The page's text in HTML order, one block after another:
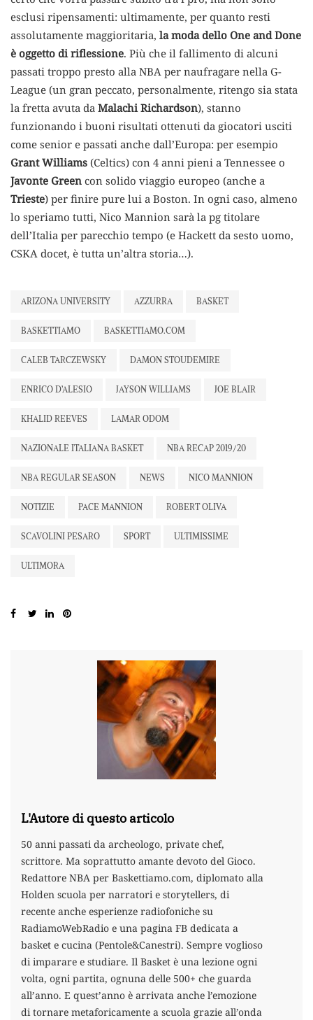
esclusi ripensamenti: ultimamente, per quanto resti
assolutamente maggioritaria, la moda dello One and Done
è oggetto di riflessione. Più che il fallimento di alcuni
passati troppo presto alla NBA per naufragare nella G-
League (un gran peccato, personalmente, ritengo sia stata
la fretta avuta da Malachi Richardson), stanno
funzionando i buoni risultati ottenuti da giocatori usciti
come senior e passati anche dall’Europa: per esempio
Grant Williams (Celtics) con 4 anni pieni a Tennessee o
Javonte Green con solido viaggio europeo (anche a
Trieste) per finire pure lui a Boston. In ogni caso, almeno
lo speriamo tutti, Nico Mannion sarà la pg titolare
dell’Italia per parecchio tempo (e Hackett da sesto uomo,
CSKA docet, è tutta un’altra storia…).
ARIZONA UNIVERSITY AZZURRA BASKET
BASKETTIAMO BASKETTIAMO.COM
CALEB TARCZEWSKY DAMON STOUDEMIRE
ENRICO D’ALESIO JAYSON WILLIAMS JOE BLAIR
KHALID REEVES LAMAR ODOM
NAZIONALE ITALIANA BASKET NBA RECAP 2019/20
NBA REGULAR SEASON NEWS NICO MANNION
NOTIZIE PACE MANNION ROBERT OLIVA
SCAVOLINI PESARO SPORT ULTIMISSIME
ULTIMORA
L'Autore di questo articolo
50 anni passati da archeologo, private chef,
scrittore. Ma soprattutto amante devoto del Gioco.
Redattore NBA per Baskettiamo.com, diplomato alla
Holden scuola per narratori e storytellers, di
recente anche esperienze radiofoniche su
RadiamoWebRadio e una pagina FB dedicata a
basket e cucina (Pentole&Canestri). Sempre voglioso
di imparare e studiare. Il Basket è una lezione ogni
volta, ogni partita, ognuna delle 500+ che guarda
all’anno. E quest’anno è arrivata anche l’emozione
di tornare metaforicamente a scuola grazie all’onda